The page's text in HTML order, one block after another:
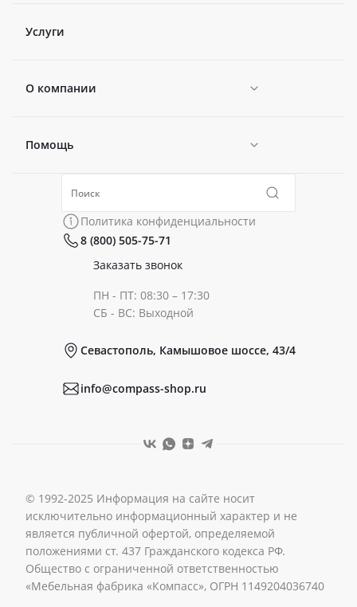
Услуги
О компании
Новости
Политика конфиденциальности
Помощь
Коллекции
Политика конфиденциальности
8 (800) 505-75-71
Заказать звонок
ПН - ПТ: 08:30 – 17:30
СБ - ВС: Выходной
Севастополь, Камышовое шоссе, 43/4
info@compass-shop.ru
© 1992-2025 Информация на сайте носит
исключительно информационный характер и не
является публичной офертой, определяемой
положениями ст. 437 Гражданского кодекса РФ.
Общество с ограниченной ответственностью
«Мебельная фабрика «Компасс», ОГРН 1149204036740